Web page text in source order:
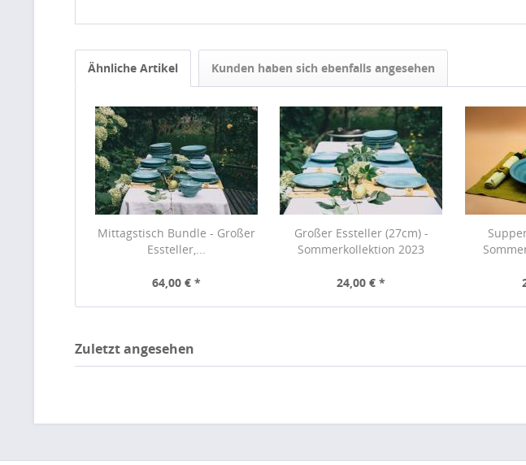
Ähnliche Artikel Kunden haben sich ebenfalls angesehen
Mittagstisch Bundle - Großer
Essteller,...
64,00 € *
Großer Essteller (27cm) -
Sommerkollektion 2023
24,00 € *
Zuletzt angesehen